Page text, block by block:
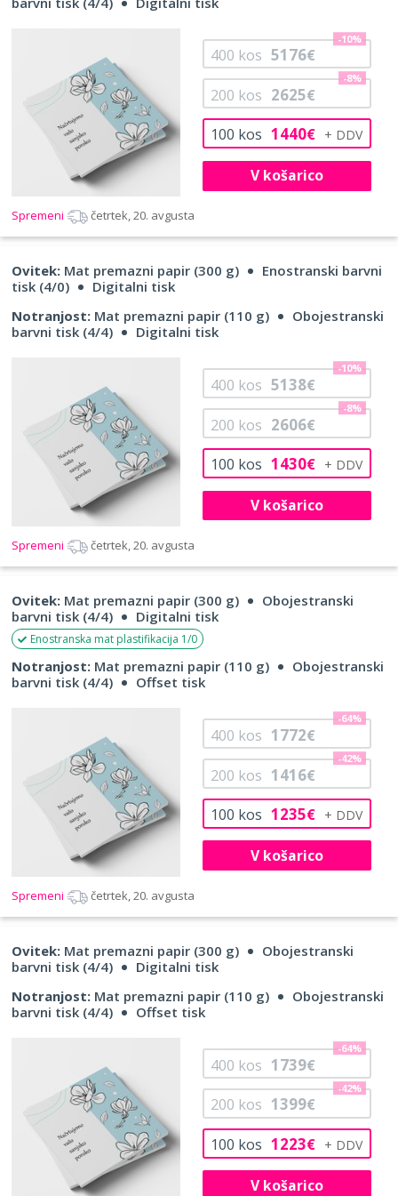
100 kos 1440€
200 kos 2625€
-8%
400 kos 5176€
-10%
V košarico
Spremeni četrtek, 20. avgusta
Ovitek: Mat premazni papir (300 g)
Enostranski barvni
tisk (4/0)
Digitalni tisk
Notranjost: Mat premazni papir (110 g)
Obojestranski
barvni tisk (4/4)
Digitalni tisk
100 kos 1430€
200 kos 2606€
-8%
400 kos 5138€
-10%
V košarico
Spremeni četrtek, 20. avgusta
Ovitek: Mat premazni papir (300 g)
Obojestranski
barvni tisk (4/4)
Digitalni tisk
Enostranska mat plastifikacija 1/0
Notranjost: Mat premazni papir (110 g)
Obojestranski
barvni tisk (4/4)
Offset tisk
100 kos 1235€
200 kos 1416€
-42%
400 kos 1772€
-64%
V košarico
Spremeni četrtek, 20. avgusta
Ovitek: Mat premazni papir (300 g)
Obojestranski
barvni tisk (4/4)
Digitalni tisk
Notranjost: Mat premazni papir (110 g)
Obojestranski
barvni tisk (4/4)
Offset tisk
100 kos 1223€
200 kos 1399€
-42%
400 kos 1739€
-64%
V košarico